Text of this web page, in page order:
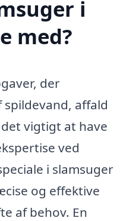
i
med?
der
affald
vigtigt at have
ved
i slamsuger
og effektive
af behov. En